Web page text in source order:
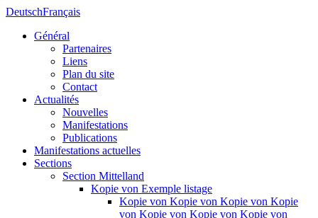
DeutschFrançais
Général
Partenaires
Liens
Plan du site
Contact
Actualités
Nouvelles
Manifestations
Publications
Manifestations actuelles
Sections
Section Mittelland
Kopie von Exemple listage
Kopie von Kopie von Kopie von Kopie
von Kopie von Kopie von Kopie von